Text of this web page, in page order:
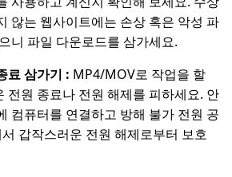
않는 웹사이트에는 손상 혹은 악성 파
니 파일 다운로드를 삼가세요.
료 삼가기 : MP4/MOV로 작업을 할
전원 종료나 전원 해제를 피하세요. 안
컴퓨터를 연결하고 방해 불가 전원 공
갑작스러운 전원 해제로부터 보호